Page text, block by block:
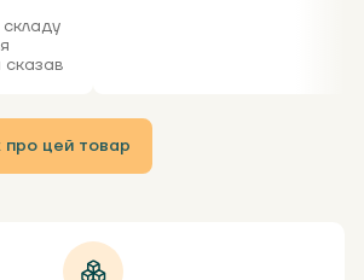
сказав
про цей товар